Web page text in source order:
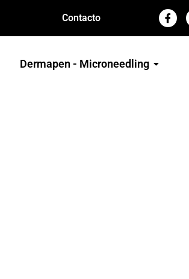
Contacto
Dermapen - Microneedling